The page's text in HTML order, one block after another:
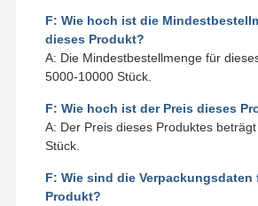
F: Wie hoch ist die
dieses Produkt?
A: Die Mindestbestellmenge für
5000-10000 Stück.
F: Wie hoch ist der Preis dieses
A: Der Preis dieses Produktes
Stück.
F: Wie sind die Verpackungsdaten
Produkt?